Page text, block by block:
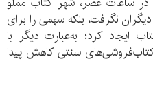
نگرفت، بلکه سهمی را برای
ایجاد کرد؛ به‌عبارت دیگر با
سنتی کاهش پیدا